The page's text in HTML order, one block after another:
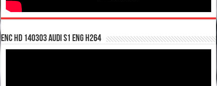
enc hd 140303 Audi S1 ENG H264